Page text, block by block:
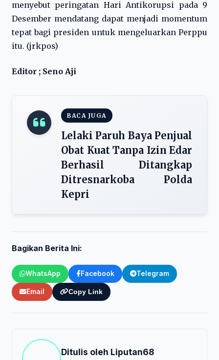
menyebut peringatan Hari Antikorupsi pada 9
Desember mendatang dapat menjadi momentum
tepat bagi presiden untuk mengeluarkan Perppu
itu. (jrkpos)
Editor ; Seno Aji
BACA JUGA
Lelaki Paruh Baya Penjual
Obat Kuat Tanpa Izin Edar
Berhasil Ditangkap
Ditresnarkoba Polda
Kepri
Bagikan Berita Ini:
WhatsApp Facebook Telegram
Email Copy Link
Ditulis oleh Liputan68